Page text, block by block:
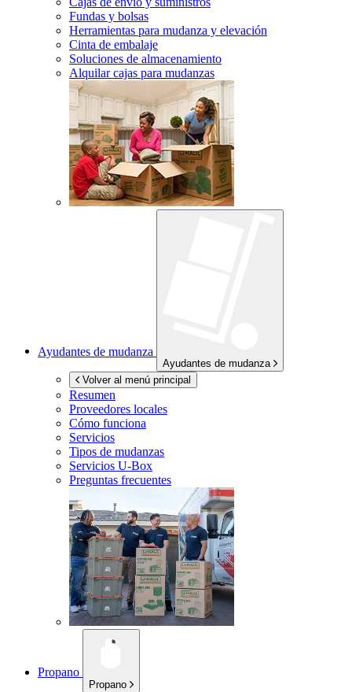
Fundas y bolsas
Herramientas para mudanza y elevación
Cinta de embalaje
Soluciones de almacenamiento
Alquilar cajas para mudanzas
Ayudantes de mudanza
Ayudantes de mudanza
Volver al menú principal
Resumen
Proveedores locales
Cómo funciona
Servicios
Tipos de mudanzas
Servicios U-Box
Preguntas frecuentes
Propano
Propano